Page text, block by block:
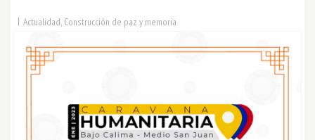
| Actualidad, Construcción de paz y memoria